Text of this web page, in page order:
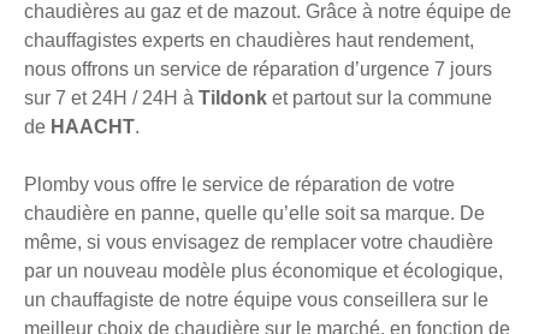
chaudières au gaz et de mazout. Grâce à notre équipe de
chauffagistes experts en chaudières haut rendement,
nous offrons un service de réparation d’urgence 7 jours
sur 7 et 24H / 24H à Tildonk et partout sur la commune
de HAACHT.
Plomby vous offre le service de réparation de votre
chaudière en panne, quelle qu’elle soit sa marque. De
même, si vous envisagez de remplacer votre chaudière
par un nouveau modèle plus économique et écologique,
un chauffagiste de notre équipe vous conseillera sur le
meilleur choix de chaudière sur le marché, en fonction de